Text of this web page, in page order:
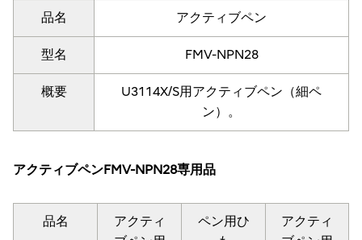
品名 アクティブペン
型名 FMV-NPN28
概要
U3114X/S用アクティブペン（細ペ
ン）。
アクティブペンFMV-NPN28専用品
品名
アクティ
ペン用ひ
アクティ